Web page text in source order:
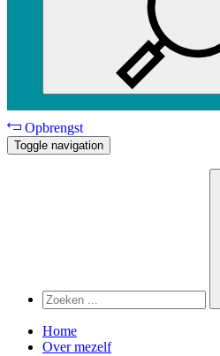
Opbrengst
Toggle navigation
Home
Over mezelf